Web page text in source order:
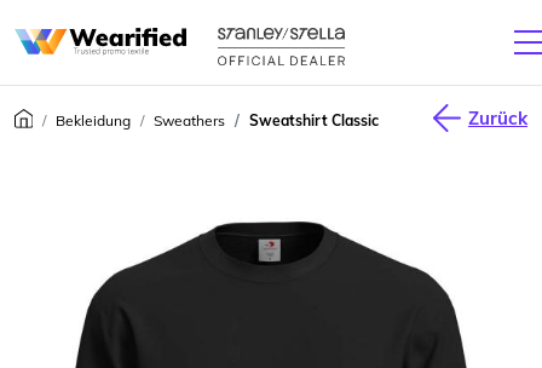
Bekleidung Sweathers Sweatshirt Classic Zurück